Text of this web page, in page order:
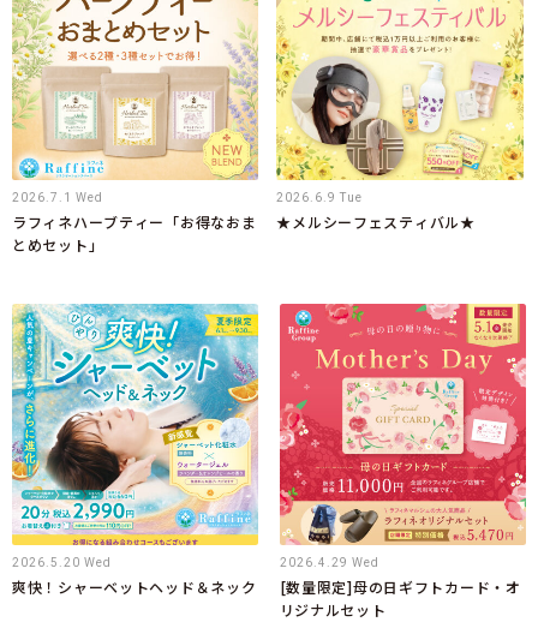
2026.7.1 Wed
ラフィネハーブティー「お得なおま
とめセット」
2026.6.9 Tue
★メルシーフェスティバル★
2026.5.20 Wed
爽快！シャーベットヘッド＆ネック
2026.4.29 Wed
[数量限定]母の日ギフトカード・オ
リジナルセット